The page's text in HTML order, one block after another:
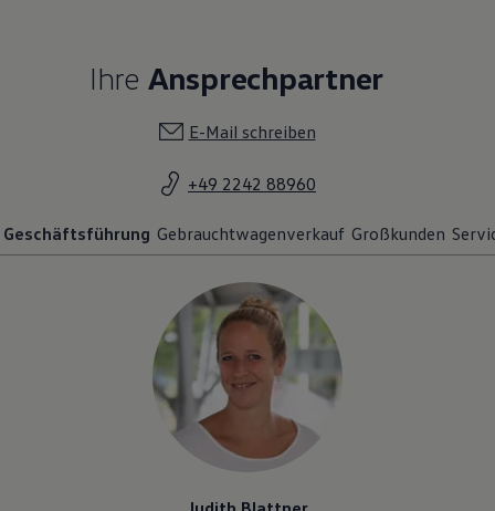
Ihre Ansprechpartner
E-Mail schreiben
+49 2242 88960
Geschäftsführung Gebrauchtwagenverkauf Großkunden